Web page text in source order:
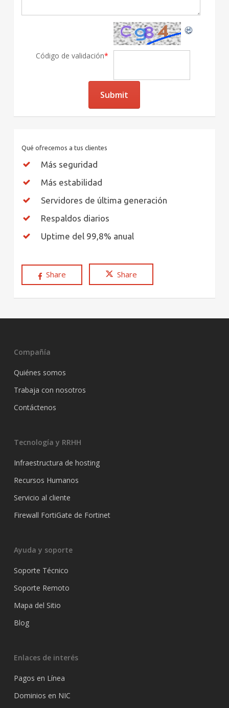
Código de validación*
Qué ofrecemos a tus clientes
Más seguridad
Más estabilidad
Servidores de última generación
Respaldos diarios
Uptime del 99,8% anual
Share Share
Compañía
Quiénes somos
Trabaja con nosotros
Contáctenos
Tecnología y RRHH
Infraestructura de hosting
Recursos Humanos
Servicio al cliente
Firewall FortiGate de Fortinet
Ayuda y soporte
Soporte Técnico
Soporte Remoto
Mapa del Sitio
Blog
Enlaces de interés
Pagos en Línea
Dominios en NIC